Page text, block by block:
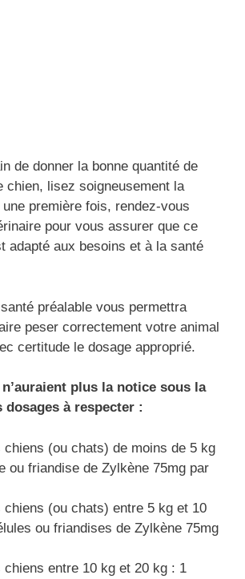
de donner la bonne quantité de
chien, lisez soigneusement la
une première fois, rendez-vous
pour vous assurer que ce
adapté aux besoins et à la santé
préalable vous permettra
peser correctement votre animal
certitude le dosage approprié.
plus la notice sous la
dosages à respecter :
chiens (ou chats) de moins de 5 kg
ou friandise de Zylkène 75mg par
chiens (ou chats) entre 5 kg et 10
ou friandises de Zylkène 75mg
chiens entre 10 kg et 20 kg : 1